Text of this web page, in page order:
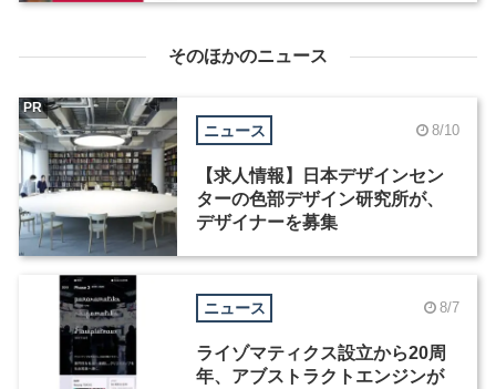
そのほかのニュース
ニュース 8/10
【求人情報】日本デザインセン
ターの色部デザイン研究所が、
デザイナーを募集
PR
ニュース 8/7
ライゾマティクス設立から20周
年、アブストラクトエンジンが